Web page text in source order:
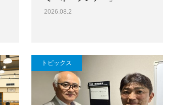
2026.08.2
トピックス